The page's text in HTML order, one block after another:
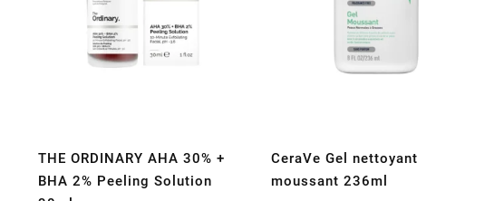
THE ORDINARY AHA 30% +
BHA 2% Peeling Solution
CeraVe Gel nettoyant
moussant 236ml